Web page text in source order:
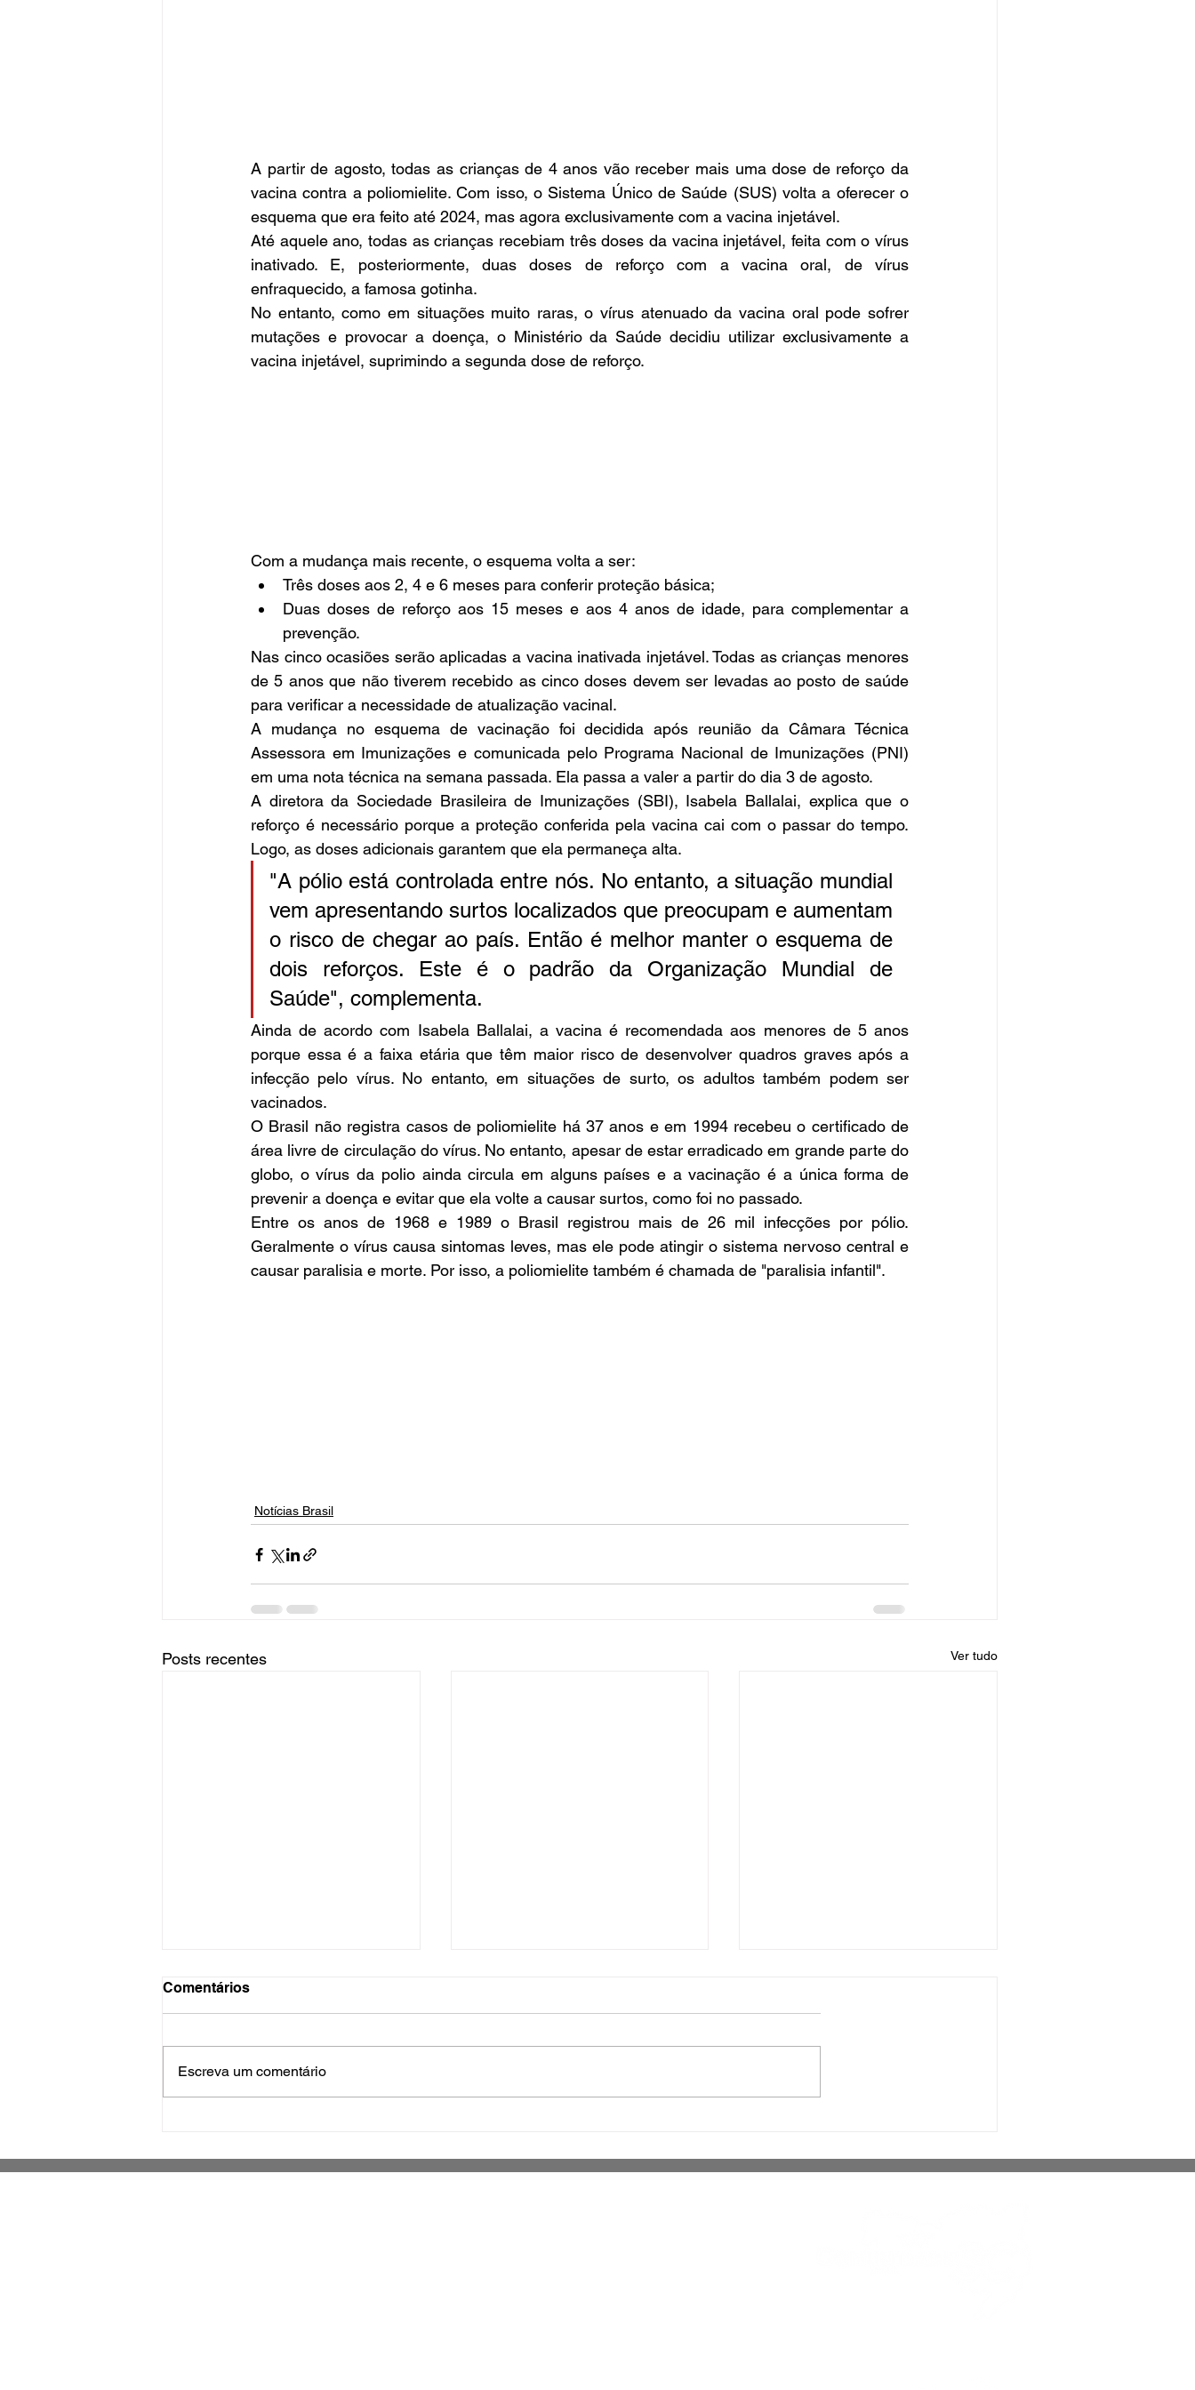
A partir de agosto, todas as crianças de 4 anos vão receber mais uma dose de reforço da
vacina contra a poliomielite. Com isso, o Sistema Único de Saúde (SUS) volta a oferecer o
esquema que era feito até 2024, mas agora exclusivamente com a vacina injetável.
Até aquele ano, todas as crianças recebiam três doses da vacina injetável, feita com o vírus
inativado. E, posteriormente, duas doses de reforço com a vacina oral, de vírus
enfraquecido, a famosa gotinha.
No entanto, como em situações muito raras, o vírus atenuado da vacina oral pode sofrer
mutações e provocar a doença, o Ministério da Saúde decidiu utilizar exclusivamente a
vacina injetável, suprimindo a segunda dose de reforço.
Com a mudança mais recente, o esquema volta a ser:
Três doses aos 2, 4 e 6 meses para conferir proteção básica;
Duas doses de reforço aos 15 meses e aos 4 anos de idade, para complementar a
prevenção.
Nas cinco ocasiões serão aplicadas a vacina inativada injetável. Todas as crianças menores
de 5 anos que não tiverem recebido as cinco doses devem ser levadas ao posto de saúde
para verificar a necessidade de atualização vacinal.
A mudança no esquema de vacinação foi decidida após reunião da Câmara Técnica
Assessora em Imunizações e comunicada pelo Programa Nacional de Imunizações (PNI)
em uma nota técnica na semana passada. Ela passa a valer a partir do dia 3 de agosto.
A diretora da Sociedade Brasileira de Imunizações (SBI), Isabela Ballalai, explica que o
reforço é necessário porque a proteção conferida pela vacina cai com o passar do tempo.
Logo, as doses adicionais garantem que ela permaneça alta.
"A pólio está controlada entre nós. No entanto, a situação mundial
vem apresentando surtos localizados que preocupam e aumentam
o risco de chegar ao país. Então é melhor manter o esquema de
dois reforços. Este é o padrão da Organização Mundial de
Saúde", complementa.
Ainda de acordo com Isabela Ballalai, a vacina é recomendada aos menores de 5 anos
porque essa é a faixa etária que têm maior risco de desenvolver quadros graves após a
infecção pelo vírus. No entanto, em situações de surto, os adultos também podem ser
vacinados.
O Brasil não registra casos de poliomielite há 37 anos e em 1994 recebeu o certificado de
área livre de circulação do vírus. No entanto, apesar de estar erradicado em grande parte do
globo, o vírus da polio ainda circula em alguns países e a vacinação é a única forma de
prevenir a doença e evitar que ela volte a causar surtos, como foi no passado.
Entre os anos de 1968 e 1989 o Brasil registrou mais de 26 mil infecções por pólio.
Geralmente o vírus causa sintomas leves, mas ele pode atingir o sistema nervoso central e
causar paralisia e morte. Por isso, a poliomielite também é chamada de "paralisia infantil".
Notícias Brasil
Posts recentes Ver tudo
terminam quinta
para o 2º semestre
por sistema de saúde
Comentários
Escreva um comentário